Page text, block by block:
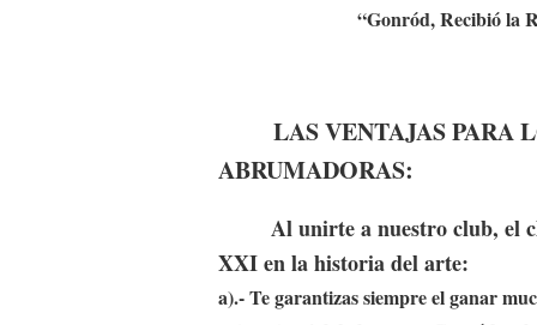
“Gonród, Recibió la
LAS VENTAJAS PARA
ABRUMADORAS:
Al unirte a nuestro club, el
XXI en la historia del arte:
a).- Te garantizas siempre el ganar